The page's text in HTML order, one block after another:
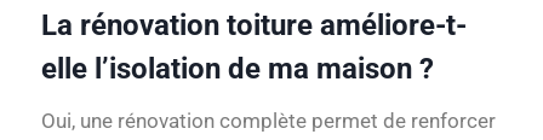
La rénovation toiture améliore-t-
elle l’isolation de ma maison ?
Oui, une rénovation complète permet de renforcer